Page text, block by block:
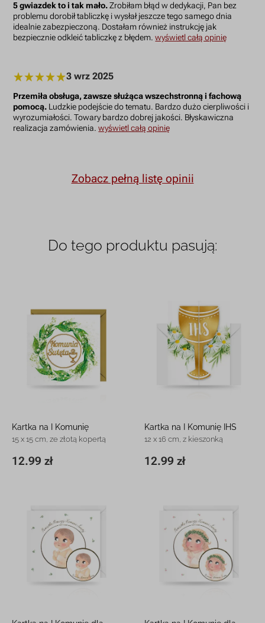
5 gwiazdek to i tak mało.Zrobiłam błąd w dedykacji, Pan bez
problemu dorobił tabliczkę i wysłał jeszcze tego samego dnia
idealnie zabezpieczoną. Dostałam również instrukcję jak
bezpiecznie odkleić tabliczkę z błędem.wyświetl całą opinię
3 wrz 2025
Przemiła obsługa, zawsze służąca wszechstronną i fachową
pomocą. Ludzkie podejście do tematu. Bardzo dużo cierpliwości i
wyrozumiałości. Towary bardzo dobrej jakości. Błyskawiczna
realizacja zamówienia.wyświetl całą opinię
Zobacz pełną listę opinii
Do tego produktu pasują:
Kartka na I Komunię
15 x 15 cm, ze złotą kopertą
12.99 zł
15 x 15 cm
Kartka na I Komunię IHS
12 x 16 cm, z kieszonką
12.99 zł
11,8 x 16,3 cm